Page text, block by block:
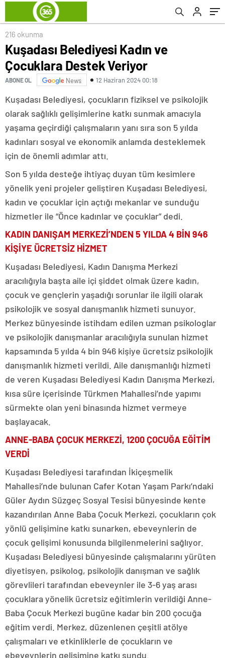
216 okunma
Kuşadası Belediyesi Kadın ve
Çocuklara Destek Veriyor
ABONE OL News 12 Haziran 2024 00:18
Kuşadası Belediyesi, çocukların fiziksel ve psikolojik
olarak sağlıklı gelişimlerine katkı sunmak amacıyla
yaşama geçirdiği çalışmaların yanı sıra son 5 yılda
kadınları sosyal ve ekonomik anlamda desteklemek
için de önemli adımlar attı.
Son 5 yılda desteğe ihtiyaç duyan tüm kesimlere
yönelik yeni projeler geliştiren Kuşadası Belediyesi,
kadın ve çocuklar için açtığı mekanlar ve sunduğu
hizmetler ile “Önce kadınlar ve çocuklar” dedi.
KADIN DANIŞAM MERKEZİ’NDEN 5 YILDA 4 BİN 946
KİŞİYE ÜCRETSİZ HİZMET
Kuşadası Belediyesi, Kadın Danışma Merkezi
aracılığıyla başta aile içi şiddet olmak üzere kadın,
çocuk ve gençlerin yaşadığı sorunlar ile ilgili olarak
psikolojik ve sosyal danışmanlık hizmeti sunuyor.
Merkez bünyesinde istihdam edilen uzman psikologlar
ve psikolojik danışmanlar aracılığıyla sunulan hizmet
kapsamında 5 yılda 4 bin 946 kişiye ücretsiz psikolojik
danışmanlık hizmeti verildi. Aile danışmanlığı hizmeti
de veren Kuşadası Belediyesi Kadın Danışma Merkezi,
kısa süre içerisinde Türkmen Mahallesi’nde yapımı
sürmekte olan yeni binasında hizmet vermeye
başlayacak.
ANNE-BABA ÇOCUK MERKEZİ, 1200 ÇOCUĞA EĞİTİM
VERDİ
Kuşadası Belediyesi tarafından İkiçeşmelik
Mahallesi’nde bulunan Cafer Kotan Yaşam Parkı’ndaki
Güler Aydın Süzgeç Sosyal Tesisi bünyesinde kente
kazandırılan Anne Baba Çocuk Merkezi, çocukların çok
yönlü gelişimine katkı sunarken, ebeveynlerin de
çocuk gelişimi konusunda bilgilenmelerini sağlıyor.
Kuşadası Belediyesi bünyesinde çalışmalarını yürüten
diyetisyen, psikolog, psikolojik danışman ve sağlık
görevlileri tarafından ebeveynler ile 3-6 yaş arası
çocuklara yönelik ücretsiz eğitimlerin verildiği Anne-
Baba Çocuk Merkezi bugüne kadar bin 200 çocuğa
eğitim verdi. Merkez, düzenlenen çeşitli atölye
çalışmaları ve etkinliklerle de çocukların ve
ebeveynlerin gelişimine katkı sundu.